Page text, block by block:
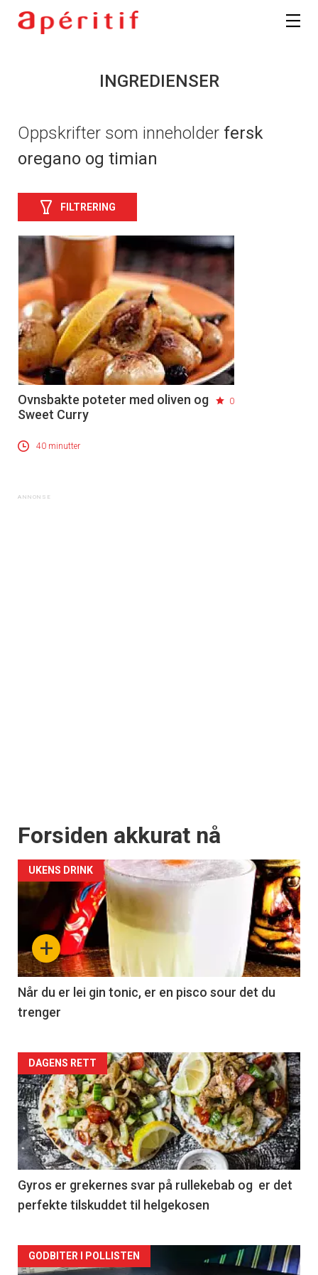
INGREDIENSER
Oppskrifter som inneholder fersk
oregano og timian
FILTRERING
Ovnsbakte poteter med oliven og
Sweet Curry
0
40 minutter
Forsiden akkurat nå
+
UKENS DRINK
Når du er lei gin tonic, er en pisco sour det du
trenger
Forsiden
akkurat
nå
-
2
DAGENS RETT
Gyros er grekernes svar på rullekebab og er det
perfekte tilskuddet til helgekosen
Forsiden
GODBITER I POLLISTEN